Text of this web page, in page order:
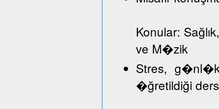
Konular:
ve M�zik
Stres, g�nl�k
�ğretildiği